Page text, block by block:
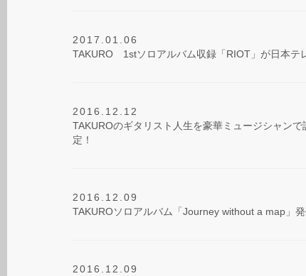
2017.01.06
TAKURO 1stソロアルバム収録「RIOT」が日本テ
2016.12.12
TAKUROのギタリスト人生を豪華ミュージシャン
定！
2016.12.09
TAKUROソロアルバム「Journey without a map」発
2016.12.09